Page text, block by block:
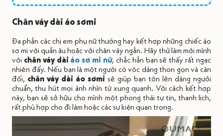
Chân váy dài áo sơmi
Đa phần các chị em phụ nữ thường hay kết hợp những chiếc áo
sơ mi với quần âu hoặc với chân váy ngắn. Hãy thử làm mới mình
với chân váy dài áo sơ mi nữ, chắc hẳn bạn sẽ thấy rất ngạc
nhiên đấy. Nếu bạn là một người có vóc dáng thon gọn và cân
đối, chân váy dài áo sơmi sẽ giúp bạn tôn lên dáng người
chuẩn, thu hút mọi ánh nhìn từ xung quanh. Với cách kết hợp
này, bạn sẽ sở hữu cho mình một phong thái tự tin, thanh lịch,
rất phù hợp cho đi làm hoặc các sự kiện quan trọng.